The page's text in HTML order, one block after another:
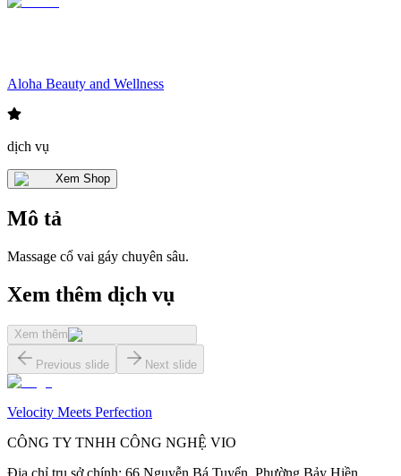
Aloha Beauty and Wellness
dịch vụ
Xem Shop
Mô tả
Massage cổ vai gáy chuyên sâu.
Xem thêm dịch vụ
Xem thêm
Previous slide Next slide
Velocity Meets Perfection
CÔNG TY TNHH CÔNG NGHỆ VIO
Địa chỉ trụ sở chính: 66 Nguyễn Bá Tuyển, Phường Bảy Hiền,